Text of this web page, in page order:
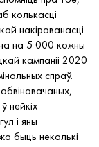
колькасці
накіраванасці
на 5 000 кожны
кампаніі 2020
спраў.
нейкіх
і яны
быць некалькі